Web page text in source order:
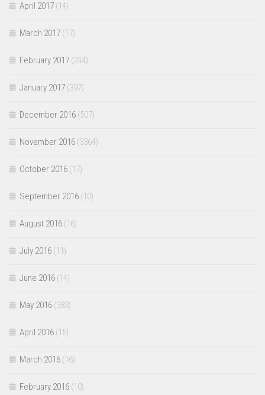
April 2017 (14)
March 2017 (17)
February 2017 (244)
January 2017 (397)
December 2016 (507)
November 2016 (3364)
October 2016 (17)
September 2016 (10)
August 2016 (16)
July 2016 (11)
June 2016 (14)
May 2016 (383)
April 2016 (15)
March 2016 (16)
February 2016 (10)